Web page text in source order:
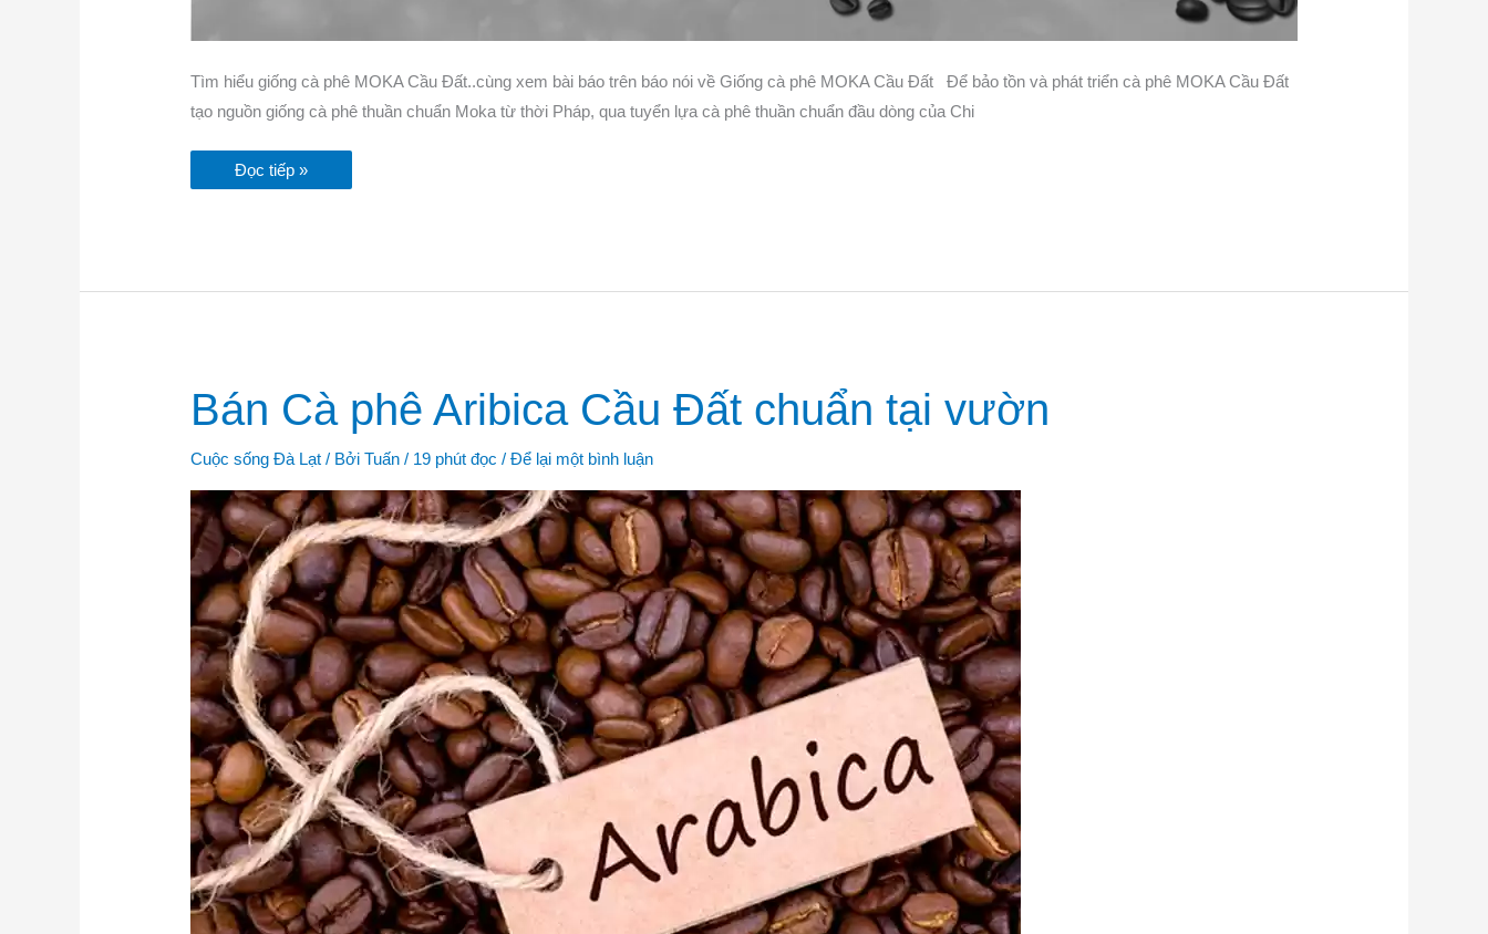
Tìm hiểu giống cà phê MOKA Cầu Đất..cùng xem bài báo trên báo nói về Giống cà phê MOKA Cầu Đất Để bảo tồn và phát triển cà phê MOKA Cầu Đất
tạo nguồn giống cà phê thuần chuẩn Moka từ thời Pháp, qua tuyển lựa cà phê thuần chuẩn đầu dòng của Chi
Đọc tiếp »
Bán Cà phê Aribica Cầu Đất chuẩn tại vườn
Cuộc sống Đà Lạt / BởiTuấn/ 19 phút đọc /Để lại một bình luận
Bán
Cà
phê
Cầu
Đất
chuẩn
tại
vườn